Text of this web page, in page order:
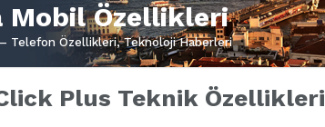
Mobil Özellikleri
– Telefon Özellikleri, Teknoloji Haberleri
Plus Teknik Özellikleri